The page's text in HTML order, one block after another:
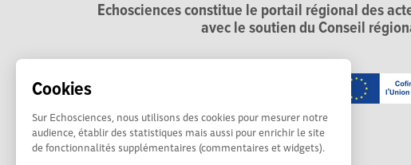
Cookies
Sur Echosciences, nous utilisons des cookies pour mesurer notre
audience, établir des statistiques mais aussi pour enrichir le site
de fonctionnalités supplémentaires (commentaires et widgets).
Echosciences constitue le portail régional des
avec le soutien du Conseil